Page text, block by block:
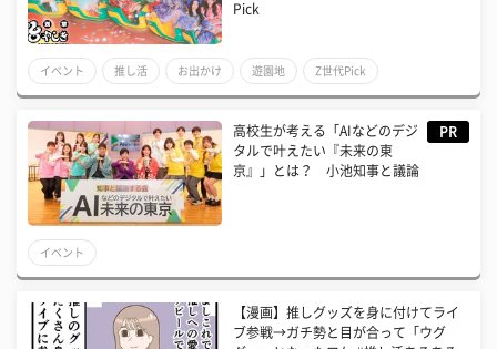
Pick
イベント 推し活 お出かけ 遊園地 Z世代Pick
高校生が考える「AIなどのデジ
タルで叶えたい『未来の東
京』」とは？ 小池知事と議論
PR
イベント
【漫画】推しグッズを身に付けてライ
ブ参戦→ガチ勢と目が合って「ウグ